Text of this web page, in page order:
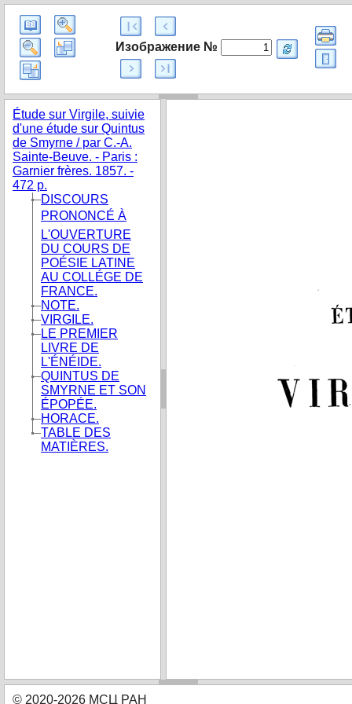
Изображение №
© 2020-2026 МСЦ РАН
Étude sur Virgile, suivie
d'une étude sur Quintus
de Smyrne / par C.-A.
Sainte-Beuve. - Paris :
Garnier frères. 1857. -
472 p.
DISCOURS
PRONONCÉ À
L'OUVERTURE
DU COURS DE
POÉSIE LATINE
AU COLLÉGE DE
FRANCE.
NOTE.
VIRGILE.
LE PREMIER
LIVRE DE
L'ÉNÉIDE.
QUINTUS DE
SMYRNE ET SON
ÉPOPÉE.
HORACE.
TABLE DES
MATIÈRES.